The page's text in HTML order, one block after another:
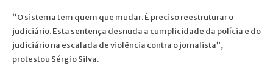
“O sistema tem quem que mudar. É preciso reestruturar o
judiciário. Esta sentença desnuda a cumplicidade da polícia e do
judiciário na escalada de violência contra o jornalista”,
protestou Sérgio Silva.